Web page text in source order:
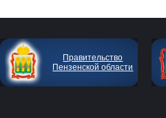
Правительство
Пензенской области